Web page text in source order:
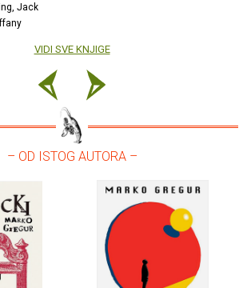
Jack
VIDI SVE KNJIGE
– OD ISTOG AUTORA –